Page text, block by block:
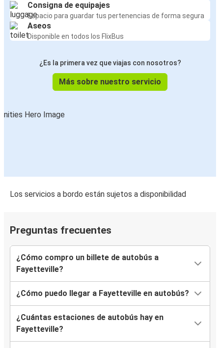
Consigna de equipajes
Espacio para guardar tus pertenencias de forma segura
Aseos
Disponible en todos los FlixBus
¿Es la primera vez que viajas con nosotros?
Más sobre nuestro servicio
Los servicios a bordo están sujetos a disponibilidad
Preguntas frecuentes
¿Cómo compro un billete de autobús a
Fayetteville?
¿Cómo puedo llegar a Fayetteville en autobús?
¿Cuántas estaciones de autobús hay en
Fayetteville?